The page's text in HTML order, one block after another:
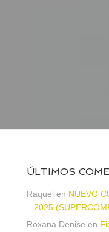
ÚLTIMOS
Raquel en NUEVO
– 2025
Roxana Denise en